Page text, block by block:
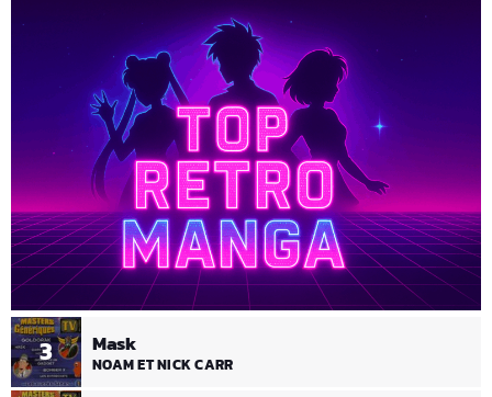
3 Mask
NOAM ET NICK CARR